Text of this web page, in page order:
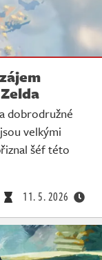
dobrodružné
velkými
šéf této
11. 5. 2026